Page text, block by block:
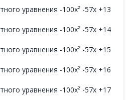
уравнения -100x² -57x +13
уравнения -100x² -57x +14
уравнения -100x² -57x +15
уравнения -100x² -57x +16
уравнения -100x² -57x +17